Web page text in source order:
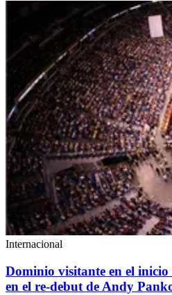
Internacional
Dominio visitante en el inicio
en el re-debut de Andy